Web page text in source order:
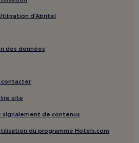
d’Abritel
des données
contacter
site
de contenus
du programme Hotels.com